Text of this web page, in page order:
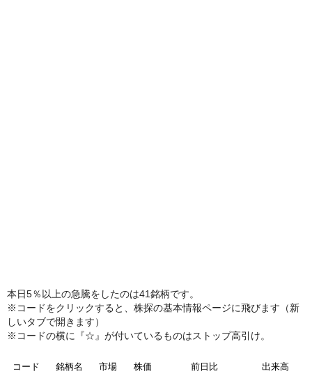
本日5％以上の急騰をしたのは41銘柄です。
※コードをクリックすると、株探の基本情報ページに飛びます（新
しいタブで開きます）
※コードの横に『☆』が付いているものはストップ高引け。
コード 銘柄名 市場 株価 前日比 出来高